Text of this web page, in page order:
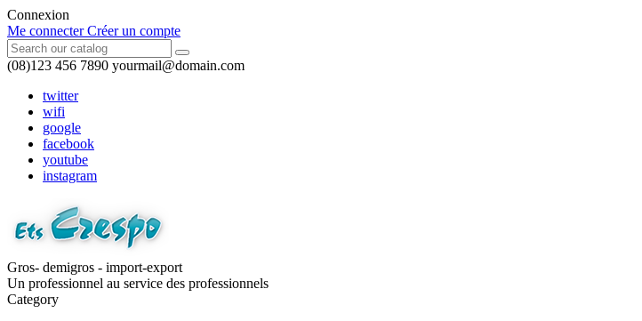
Connexion
Me connecter Créer un compte
(08)123 456 7890 yourmail@domain.com
twitter
wifi
google
facebook
youtube
instagram
Gros- demigros - import-export
Un professionnel au service des professionnels
Category